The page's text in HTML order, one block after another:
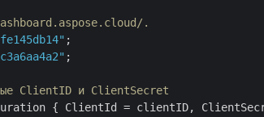
.
;
ClientID и ClientSecret